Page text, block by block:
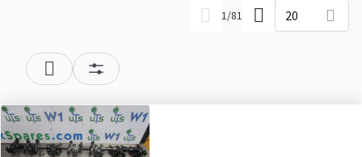
1/81 20